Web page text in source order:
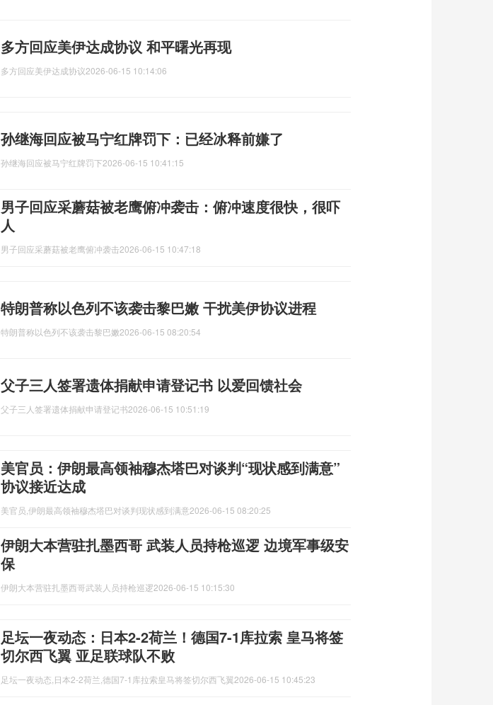
多方回应美伊达成协议 和平曙光再现
多方回应美伊达成协议2026-06-15 10:14:06
孙继海回应被马宁红牌罚下：已经冰释前嫌了
孙继海回应被马宁红牌罚下2026-06-15 10:41:15
男子回应采蘑菇被老鹰俯冲袭击：俯冲速度很快，很吓
人
男子回应采蘑菇被老鹰俯冲袭击2026-06-15 10:47:18
特朗普称以色列不该袭击黎巴嫩 干扰美伊协议进程
特朗普称以色列不该袭击黎巴嫩2026-06-15 08:20:54
父子三人签署遗体捐献申请登记书 以爱回馈社会
父子三人签署遗体捐献申请登记书2026-06-15 10:51:19
美官员：伊朗最高领袖穆杰塔巴对谈判“现状感到满意”
协议接近达成
美官员,伊朗最高领袖穆杰塔巴对谈判现状感到满意2026-06-15 08:20:25
伊朗大本营驻扎墨西哥 武装人员持枪巡逻 边境军事级安
保
伊朗大本营驻扎墨西哥武装人员持枪巡逻2026-06-15 10:15:30
足坛一夜动态：日本2-2荷兰！德国7-1库拉索 皇马将签
切尔西飞翼 亚足联球队不败
足坛一夜动态,日本2-2荷兰,德国7-1库拉索皇马将签切尔西飞翼2026-06-15 10:45:23